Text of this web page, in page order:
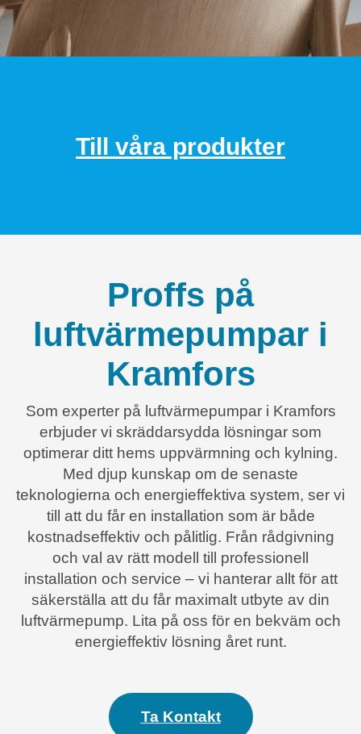
Till våra produkter
Proffs på
luftvärmepumpar i
Kramfors
Som experter på luftvärmepumpar i Kramfors
erbjuder vi skräddarsydda lösningar som
optimerar ditt hems uppvärmning och kylning.
Med djup kunskap om de senaste
teknologierna och energieffektiva system, ser vi
till att du får en installation som är både
kostnadseffektiv och pålitlig. Från rådgivning
och val av rätt modell till professionell
installation och service – vi hanterar allt för att
säkerställa att du får maximalt utbyte av din
luftvärmepump. Lita på oss för en bekväm och
energieffektiv lösning året runt.
Ta Kontakt